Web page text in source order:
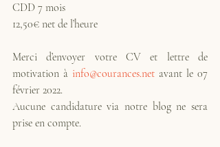
CDD 7 mois
12,50€ net de l’heure
Merci d’envoyer votre CV et lettre de
motivation à info@courances.net avant le 07
février 2022.
Aucune candidature via notre blog ne sera
prise en compte.